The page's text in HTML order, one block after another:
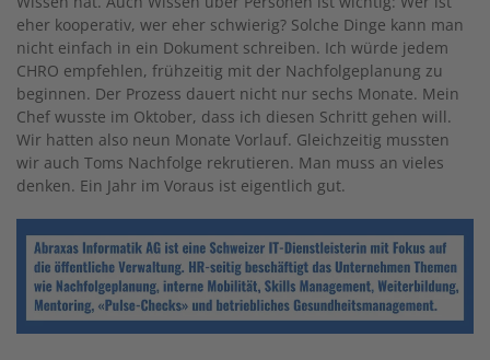
eher kooperativ, wer eher schwierig? Solche Dinge kann man
nicht einfach in ein Dokument schreiben. Ich würde jedem
CHRO empfehlen, frühzeitig mit der Nachfolgeplanung zu
beginnen. Der Prozess dauert nicht nur sechs Monate. Mein
Chef wusste im Oktober, dass ich diesen Schritt gehen will.
Wir hatten also neun Monate Vorlauf. Gleichzeitig mussten
wir auch Toms Nachfolge rekrutieren. Man muss an vieles
denken. Ein Jahr im Voraus ist eigentlich gut.